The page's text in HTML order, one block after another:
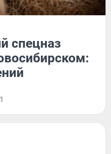
спецназ